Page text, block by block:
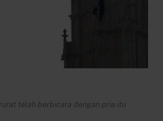
telah berbicara dengan pria itu